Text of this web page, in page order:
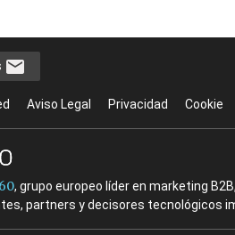
Aviso Legal Privacidad Cookie
, grupo europeo líder en marketing
partners y decisores tecnológicos